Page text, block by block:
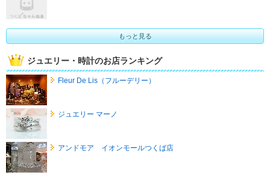
もっと見る
ジュエリー・時計のお店ランキング
Fleur De Lis（フルーデリー）
ジュエリー マーノ
アンドモア イオンモールつくば店